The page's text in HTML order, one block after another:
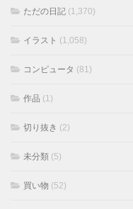
ただの日記 (1,370)
イラスト (1,058)
コンピュータ (81)
作品 (1)
切り抜き (2)
未分類 (5)
買い物 (52)